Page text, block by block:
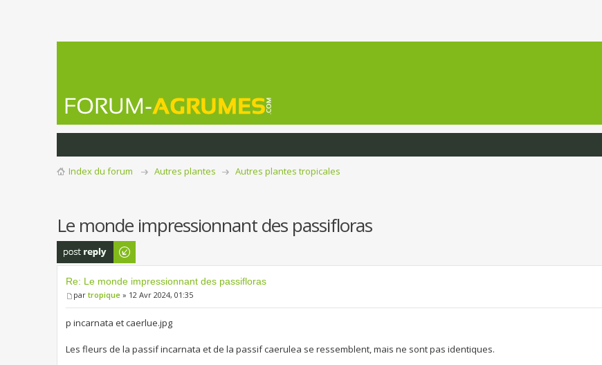
Index du forum Autres plantes Autres plantes tropicales
Le monde impressionnant des passifloras
Publier une
réponse
Re: Le monde impressionnant des passifloras
par tropique » 12 Avr 2024, 01:35
p incarnata et caerlue.jpg
Les fleurs de la passif incarnata et de la passif caerulea se ressemblent, mais ne sont pas identiques.